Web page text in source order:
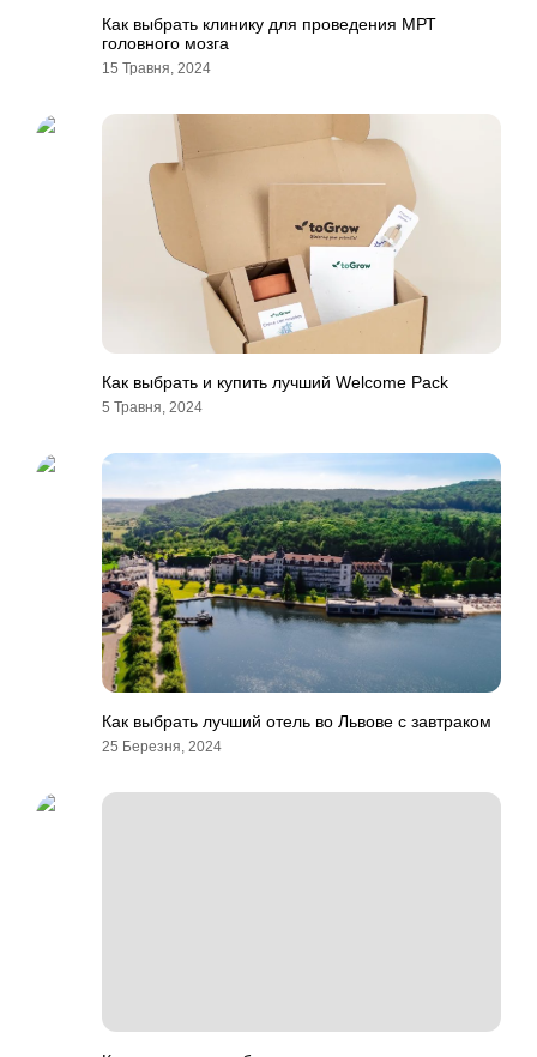
Как выбрать клинику для проведения МРТ
головного мозга
15 Травня, 2024
Как выбрать и купить лучший Welcome Pack
5 Травня, 2024
Как выбрать лучший отель во Львове с завтраком
25 Березня, 2024